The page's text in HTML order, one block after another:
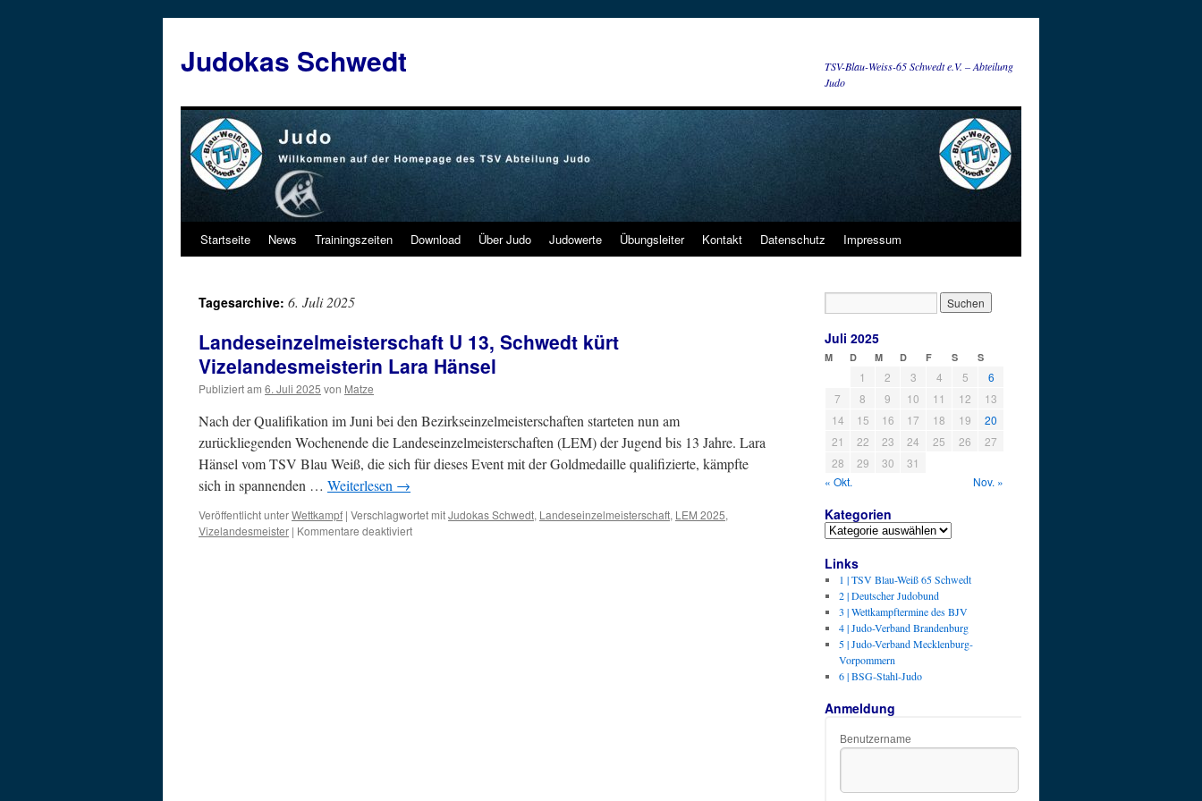
Judokas Schwedt
TSV-Blau-Weiss-65 Schwedt e.V. – Abteilung
Judo
Zum
springen
Startseite News Trainingszeiten Download Über Judo Judowerte Übungsleiter Kontakt Datenschutz Impressum
Tagesarchive: 6. Juli 2025
Landeseinzelmeisterschaft U 13, Schwedt kürt
Vizelandesmeisterin Lara Hänsel
Publiziert am 6. Juli 2025 von Matze
Nach der Qualifikation im Juni bei den Bezirkseinzelmeisterschaften starteten nun am
zurückliegenden Wochenende die Landeseinzelmeisterschaften (LEM) der Jugend bis 13 Jahre. Lara
Hänsel vom TSV Blau Weiß, die sich für dieses Event mit der Goldmedaille qualifizierte, kämpfte
sich in spannenden … Weiterlesen →
Veröffentlicht unterWettkampf | Verschlagwortet mitJudokas Schwedt, Landeseinzelmeisterschaft, LEM 2025,
Vizelandesmeister | Kommentare deaktiviertfür
Juli 2025
M D M D F S S
1 2 3 4 5
6
7
8 9 10 11 12
13
14
15 16 17 18 19
20
21
22 23 24 25 26
27
28
29 30
31
« Okt.
Nov. »
Kategorien
Kategorien
Links
1 | TSV Blau-Weiß 65 Schwedt
2 | Deutscher Judobund
3 | Wettkampftermine des BJV
4 | Judo-Verband Brandenburg
5 | Judo-Verband Mecklenburg-
Vorpommern
6 | BSG-Stahl-Judo
Anmeldung
Benutzername